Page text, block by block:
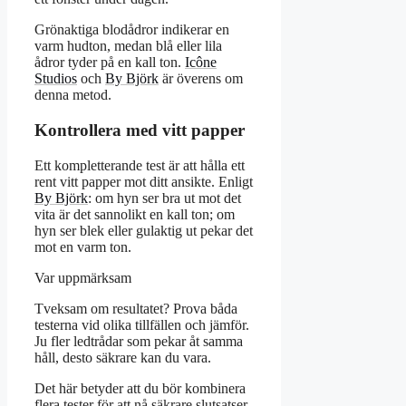
Grönaktiga blodådror indikerar en
varm hudton, medan blå eller lila
ådror tyder på en kall ton. Icône
Studios och By Björk är överens om
denna metod.
Kontrollera med vitt papper
Ett kompletterande test är att hålla ett
rent vitt papper mot ditt ansikte. Enligt
By Björk: om hyn ser bra ut mot det
vita är det sannolikt en kall ton; om
hyn ser blek eller gulaktig ut pekar det
mot en varm ton.
Var uppmärksam
Tveksam om resultatet? Prova båda
testerna vid olika tillfällen och jämför.
Ju fler ledtrådar som pekar åt samma
håll, desto säkrare kan du vara.
Det här betyder att du bör kombinera